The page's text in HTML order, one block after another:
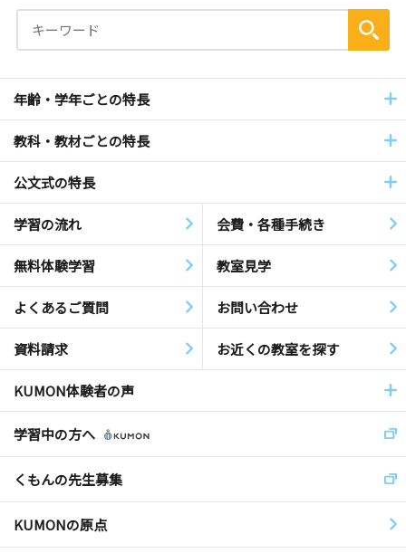
年齢・学年ごとの特長
教科・教材ごとの特長
公文式の特長
学習の流れ 会費・各種手続き
無料体験学習 教室見学
よくあるご質問 お問い合わせ
資料請求 お近くの教室を探す
KUMON体験者の声
学習中の方へ
くもんの先生募集
KUMONの原点